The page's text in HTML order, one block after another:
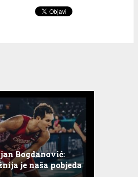
Bogdanović:
je naša pobjeda